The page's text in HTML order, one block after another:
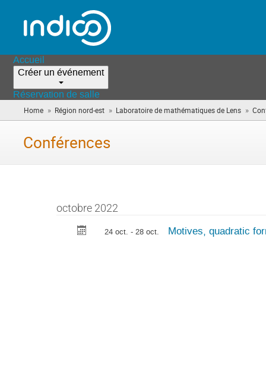
Accueil
Créer un événement
Réservation de salle
Home » Région nord-est » Laboratoire de mathématiques de Lens »
Conférences
octobre 2022
24 oct. - 28 oct. Motives, quadratic